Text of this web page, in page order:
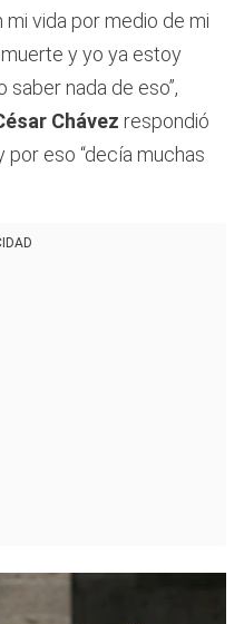
vida por medio de mi
y yo ya estoy
saber nada de eso”,
Chávez respondió
por eso “decía muchas